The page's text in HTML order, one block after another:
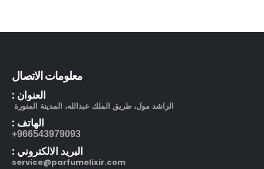
معلومات الاتصال
العنوان :
الراشد مول، طريق الملك عبدالله، المدينة المنورة
الهاتف :
966543979093+
البريد الالكتروني :
service@parfumelixir.com